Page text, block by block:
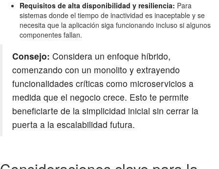
Requisitos de alta disponibilidad y resiliencia: Para
sistemas donde el tiempo de inactividad es inaceptable y se
necesita que la aplicación siga funcionando incluso si algunos
componentes fallan.
Consejo: Considera un enfoque híbrido,
comenzando con un monolito y extrayendo
funcionalidades críticas como microservicios a
medida que el negocio crece. Esto te permite
beneficiarte de la simplicidad inicial sin cerrar la
puerta a la escalabilidad futura.